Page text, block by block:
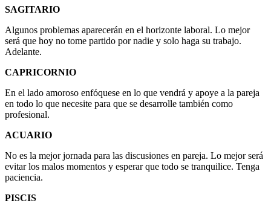
SAGITARIO
Algunos problemas aparecerán en el horizonte laboral. Lo mejor
será que hoy no tome partido por nadie y solo haga su trabajo.
Adelante.
CAPRICORNIO
En el lado amoroso enfóquese en lo que vendrá y apoye a la pareja
en todo lo que necesite para que se desarrolle también como
profesional.
ACUARIO
No es la mejor jornada para las discusiones en pareja. Lo mejor será
evitar los malos momentos y esperar que todo se tranquilice. Tenga
paciencia.
PISCIS